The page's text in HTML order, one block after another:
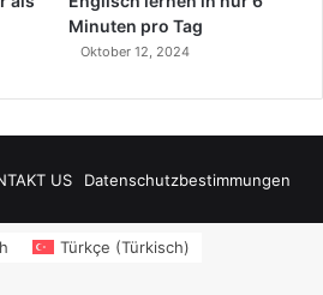
Minuten pro Tag
Oktober 12, 2024
US Datenschutzbestimmungen
Türkçe (Türkisch)